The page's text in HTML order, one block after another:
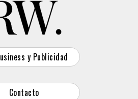
y Publicidad
Contacto